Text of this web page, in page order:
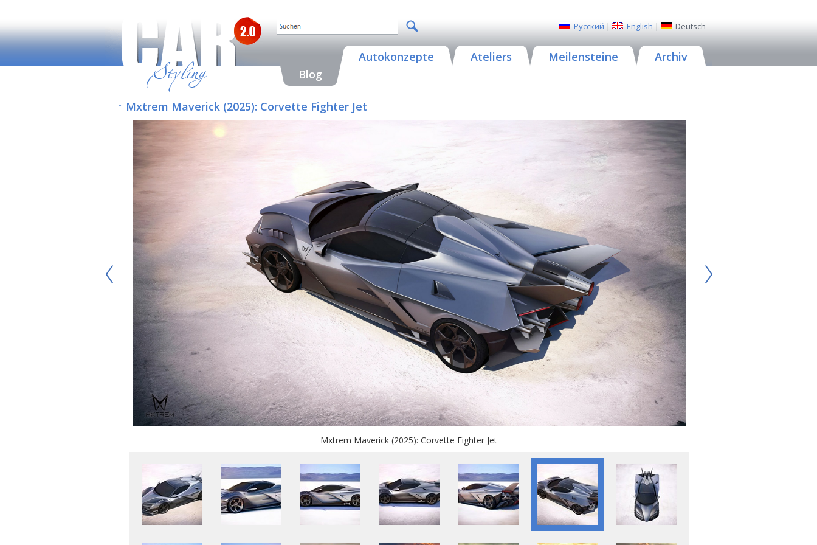
Русский | English | Deutsch
Blog
Autokonzepte Ateliers Meilensteine Archiv
↑ Mxtrem Maverick (2025): Corvette Fighter Jet
Mxtrem Maverick (2025): Corvette Fighter Jet